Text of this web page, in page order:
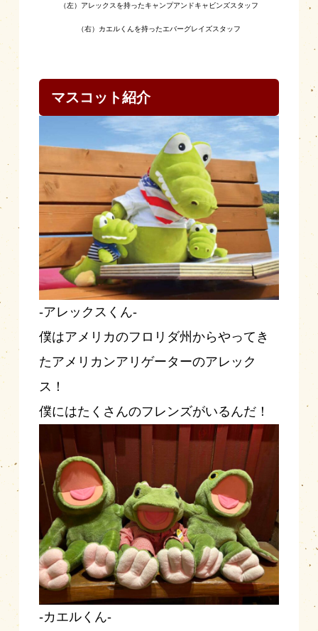
（左）アレックスを持ったキャンプアンドキャビンズスタッフ
（右）カエルくんを持ったエバーグレイズスタッフ
マスコット紹介
-アレックスくん-
僕はアメリカのフロリダ州からやってき
たアメリカンアリゲーターのアレック
ス！
僕にはたくさんのフレンズがいるんだ！
-カエルくん-